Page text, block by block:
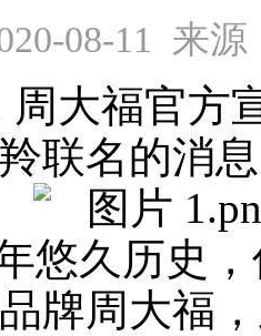
08-11 来
周大福官方
联名的消
悠久历史
牌周大福